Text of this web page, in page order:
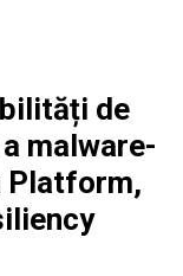
de
malware-
Platform,